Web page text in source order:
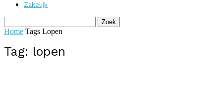
Zakelijk
Home Tags Lopen
Tag: lopen